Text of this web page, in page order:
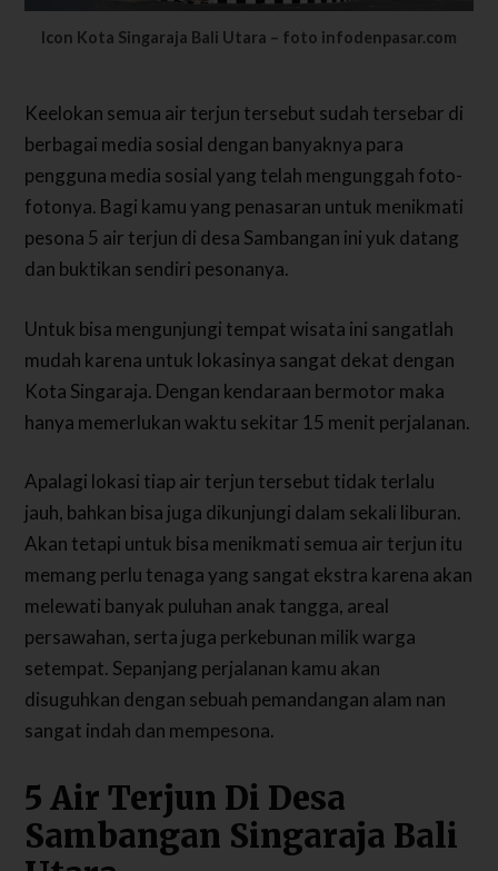
Icon Kota Singaraja Bali Utara – foto infodenpasar.com
Keelokan semua air terjun tersebut sudah tersebar di
berbagai media sosial dengan banyaknya para
pengguna media sosial yang telah mengunggah foto-
fotonya. Bagi kamu yang penasaran untuk menikmati
pesona 5 air terjun di desa Sambangan ini yuk datang
dan buktikan sendiri pesonanya.
Untuk bisa mengunjungi tempat wisata ini sangatlah
mudah karena untuk lokasinya sangat dekat dengan
Kota Singaraja. Dengan kendaraan bermotor maka
hanya memerlukan waktu sekitar 15 menit perjalanan.
Apalagi lokasi tiap air terjun tersebut tidak terlalu
jauh, bahkan bisa juga dikunjungi dalam sekali liburan.
Akan tetapi untuk bisa menikmati semua air terjun itu
memang perlu tenaga yang sangat ekstra karena akan
melewati banyak puluhan anak tangga, areal
persawahan, serta juga perkebunan milik warga
setempat. Sepanjang perjalanan kamu akan
disuguhkan dengan sebuah pemandangan alam nan
sangat indah dan mempesona.
5 Air Terjun Di Desa
Sambangan Singaraja Bali